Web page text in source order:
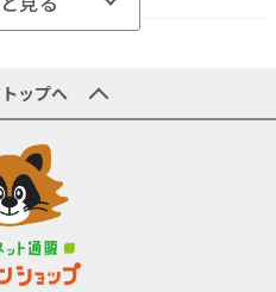
：約4.4kg）
運転（「中」「弱」自動切替
ヘッド／ペタリンコ構造／から
着脱／水洗い対応／モーター駆
ー（抗菌加工）／抗菌フィルター
／本体・手もとねじれんホース
ジュ
ク
スター型
ップへ